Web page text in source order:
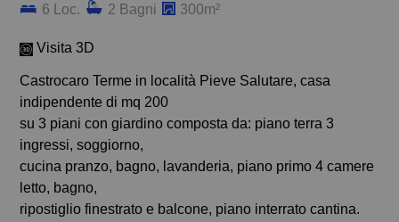
6 Loc. 2 Bagni 300m²
Visita 3D
Castrocaro Terme in località Pieve Salutare, casa
indipendente di mq 200
su 3 piani con giardino composta da: piano terra 3
ingressi, soggiorno,
cucina pranzo, bagno, lavanderia, piano primo 4 camere
letto, bagno,
ripostiglio finestrato e balcone, piano interrato cantina.